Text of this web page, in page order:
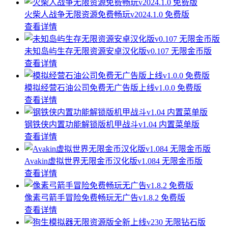
火柴人战争无限资源免费畅玩v2024.1.0 免费版
查看详情
未知岛屿生存无限资源安卓汉化版v0.107 无限金币版
查看详情
模拟经营石油公司免费无广告版上线v1.0.0 免费版
查看详情
钢铁侠内置功能解锁版机甲战斗v1.04 内置菜单版
查看详情
Avakin虚拟世界无限金币汉化版v1.084 无限金币版
查看详情
像素弓箭手冒险免费畅玩无广告v1.8.2 免费版
查看详情